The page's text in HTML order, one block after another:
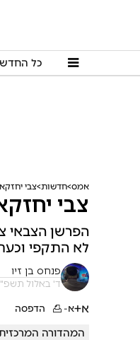
כל
אמס חדשות צבי
צבי
הפרשן הצבאי
לא התקפי
פנחס בן זיו
ד' באלול תשפ"ג, 21/08/23
א+א- הדפסה
המהדורה